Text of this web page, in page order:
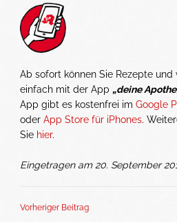
Ab sofort können Sie Rezepte
einfach mit der App „deine
App gibt es kostenfrei im Google
oder App Store für iPhones.
Sie hier.
Eingetragen am 20. September
Vorheriger Beitrag